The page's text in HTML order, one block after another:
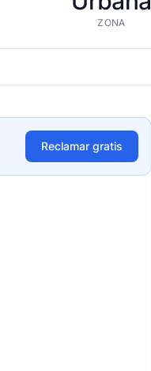
ZONA
Reclamar gratis